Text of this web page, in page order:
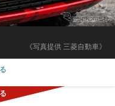
《写真提供 三菱自動車》